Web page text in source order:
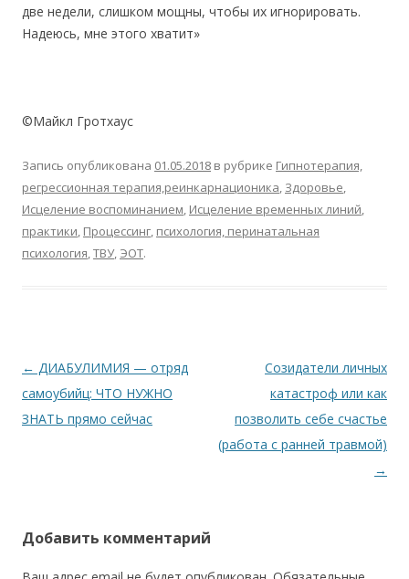
две недели, слишком мощны, чтобы их игнорировать.
Надеюсь, мне этого хватит»
©Майкл Гротхаус
Запись опубликована 01.05.2018 в рубрике Гипнотерапия,
регрессионная терапия,реинкарнационика, Здоровье,
Исцеление воспоминанием, Исцеление временных линий,
практики, Процессинг, психология, перинатальная
психология,ТВУ, ЭОТ.
Навигация по записям
← ДИАБУЛИМИЯ — отряд
самоубийц: ЧТО НУЖНО
ЗНАТЬ прямо сейчас
Созидатели личных
катастроф или как
позволить себе счастье
(работа с ранней травмой)
→
Добавить комментарий